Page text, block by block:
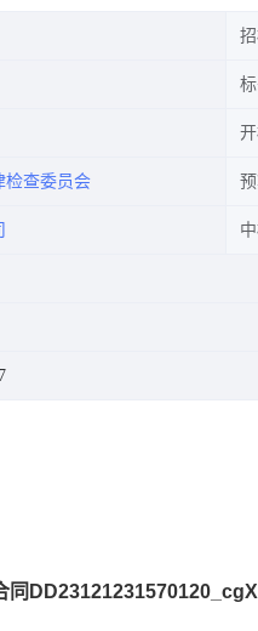
检查委员会
同